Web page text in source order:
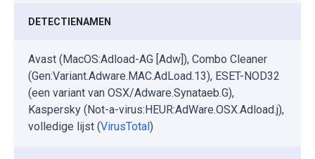
DETECTIENAMEN
Avast (MacOS:Adload-AG [Adw]), Combo Cleaner
(Gen:Variant.Adware.MAC.AdLoad.13), ESET-NOD32
(een variant van OSX/Adware.Synataeb.G),
Kaspersky (Not-a-virus:HEUR:AdWare.OSX.Adload.j),
volledige lijst (VirusTotal )